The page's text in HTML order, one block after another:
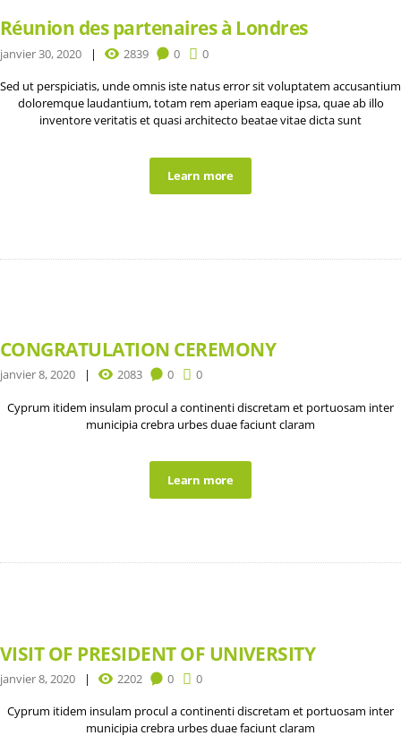
Réunion des partenaires à Londres
janvier 30, 2020 2839 0 0
Sed ut perspiciatis, unde omnis iste natus error sit voluptatem accusantium
doloremque laudantium, totam rem aperiam eaque ipsa, quae ab illo
inventore veritatis et quasi architecto beatae vitae dicta sunt
Learn more
CONGRATULATION CEREMONY
janvier 8, 2020 2083 0 0
Cyprum itidem insulam procul a continenti discretam et portuosam inter
municipia crebra urbes duae faciunt claram
Learn more
VISIT OF PRESIDENT OF UNIVERSITY
janvier 8, 2020 2202 0 0
Cyprum itidem insulam procul a continenti discretam et portuosam inter
municipia crebra urbes duae faciunt claram